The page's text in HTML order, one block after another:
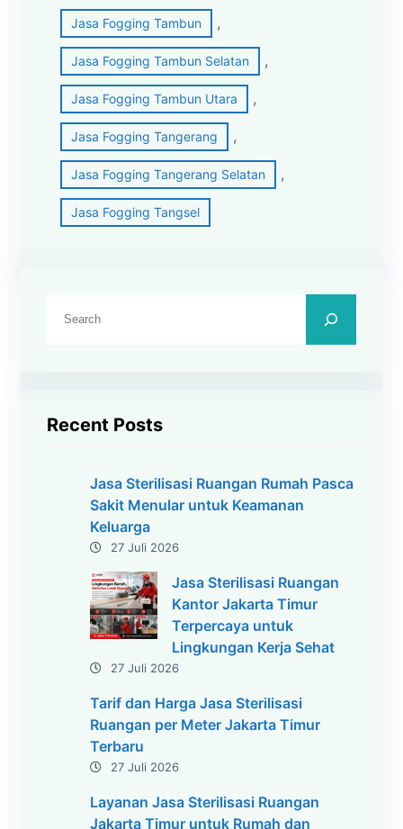
Jasa Fogging Tambun ,
Jasa Fogging Tambun Selatan ,
Jasa Fogging Tambun Utara ,
Jasa Fogging Tangerang ,
Jasa Fogging Tangerang Selatan ,
Jasa Fogging Tangsel
Recent Posts
Jasa Sterilisasi Ruangan Rumah Pasca
Sakit Menular untuk Keamanan
Keluarga
27 Juli 2026
Jasa Sterilisasi Ruangan
Kantor Jakarta Timur
Terpercaya untuk
Lingkungan Kerja Sehat
27 Juli 2026
Tarif dan Harga Jasa Sterilisasi
Ruangan per Meter Jakarta Timur
Terbaru
27 Juli 2026
Layanan Jasa Sterilisasi Ruangan
Jakarta Timur untuk Rumah dan